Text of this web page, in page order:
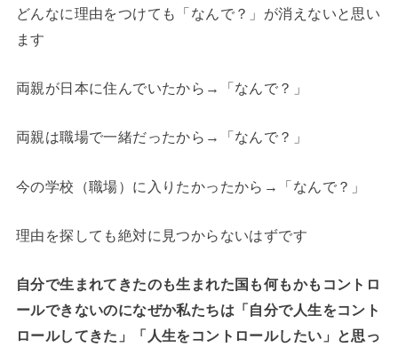
どんなに理由をつけても「なんで？」が消えないと思い
ます
両親が日本に住んでいたから→「なんで？」
両親は職場で一緒だったから→「なんで？」
今の学校（職場）に入りたかったから→「なんで？」
理由を探しても絶対に見つからないはずです
自分で生まれてきたのも生まれた国も何もかもコントロ
ールできないのになぜか私たちは「自分で人生をコント
ロールしてきた」「人生をコントロールしたい」と思っ